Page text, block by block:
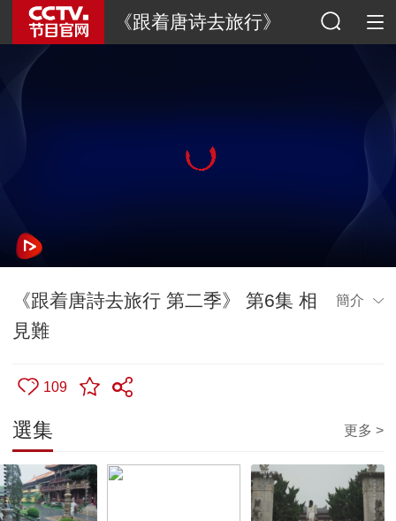
《跟着唐诗去旅行》
《跟着唐詩去旅行 第二季》 第6集 相
見難
簡介
109
選集 更多 >